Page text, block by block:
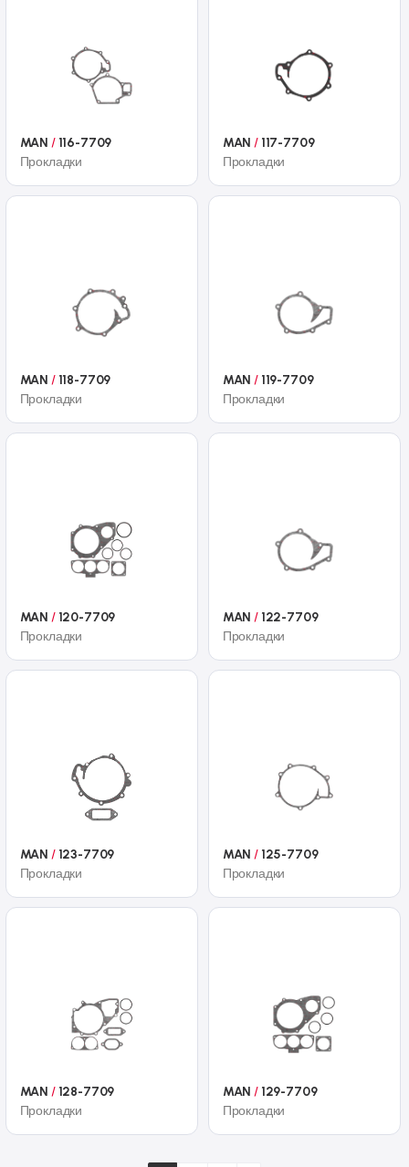
MAN /116-7709
Прокладки
MAN/117-7709
Прокладки
MAN /118-7709
Прокладки
MAN/119-7709
Прокладки
MAN /120-7709
Прокладки
MAN/122-7709
Прокладки
MAN /123-7709
Прокладки
MAN/125-7709
Прокладки
MAN /128-7709
Прокладки
MAN/129-7709
Прокладки